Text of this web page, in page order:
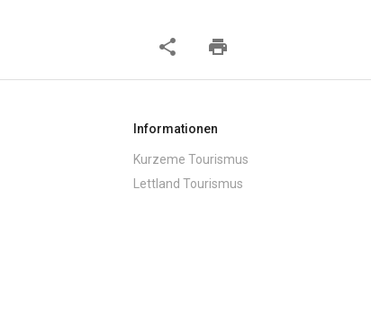
share print
Informationen
Kurzeme Tourismus
Lettland Tourismus